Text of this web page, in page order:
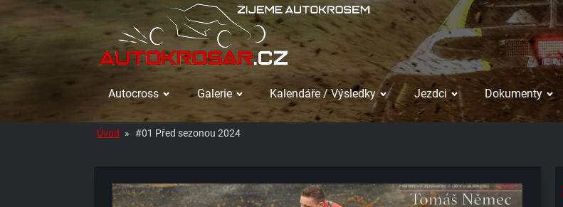
Autocross Galerie Kalendáře / Výsledky Jezdci Dokumenty
Úvod » #01 Před sezonou 2024